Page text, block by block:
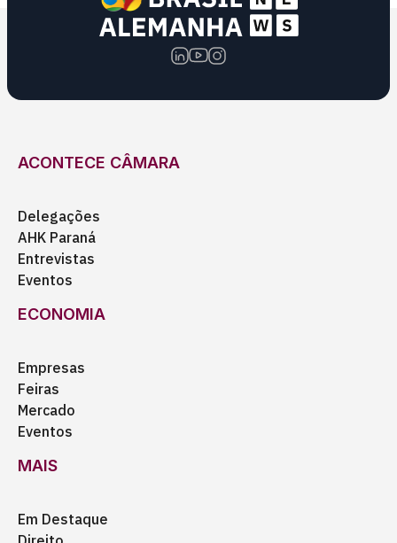
ACONTECE CÂMARA
Delegações
AHK Paraná
Entrevistas
Eventos
ECONOMIA
Empresas
Feiras
Mercado
Eventos
MAIS
Em Destaque